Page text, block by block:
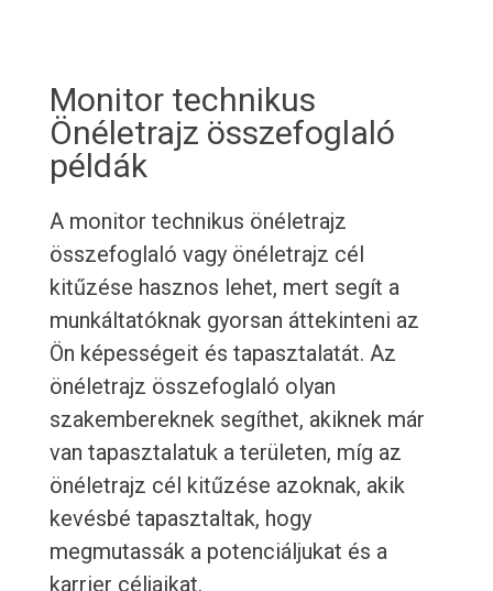
Monitor technikus
Önéletrajz összefoglaló
példák
A monitor technikus önéletrajz
összefoglaló vagy önéletrajz cél
kitűzése hasznos lehet, mert segít a
munkáltatóknak gyorsan áttekinteni az
Ön képességeit és tapasztalatát. Az
önéletrajz összefoglaló olyan
szakembereknek segíthet, akiknek már
van tapasztalatuk a területen, míg az
önéletrajz cél kitűzése azoknak, akik
kevésbé tapasztaltak, hogy
megmutassák a potenciáljukat és a
karrier céljaikat.